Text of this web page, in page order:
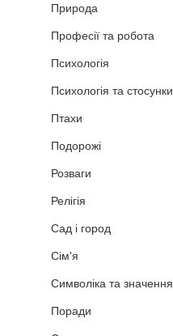
Природа
Професії та робота
Психологія
Психологія та стосунки
Птахи
Подорожі
Розваги
Релігія
Сад і город
Сім'я
Символіка та значення
Поради